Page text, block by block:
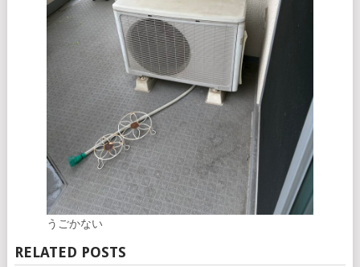
うごかない
RELATED POSTS